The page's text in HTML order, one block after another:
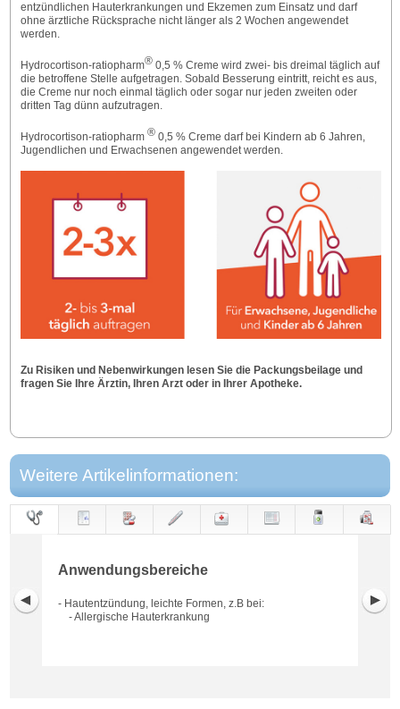
entzündlichen Hauterkrankungen und Ekzemen zum Einsatz und darf
ohne ärztliche Rücksprache nicht länger als 2 Wochen angewendet
werden.
Hydrocortison-ratiopharm®0,5 % Creme wird zwei- bis dreimal täglich auf
die betroffene Stelle aufgetragen. Sobald Besserung eintritt, reicht es aus,
die Creme nur noch einmal täglich oder sogar nur jeden zweiten oder
dritten Tag dünn aufzutragen.
Hydrocortison-ratiopharm ®0,5 % Creme darf bei Kindern ab 6 Jahren,
Jugendlichen und Erwachsenen angewendet werden.
Zu Risiken und Nebenwirkungen lesen Sie die Packungsbeilage und
fragen Sie Ihre Ärztin, Ihren Arzt oder in Ihrer Apotheke.
Weitere Artikelinformationen:
Anwendungsbereiche
- Hautentzündung, leichte Formen, z.B bei:
- Allergische Hauterkrankung